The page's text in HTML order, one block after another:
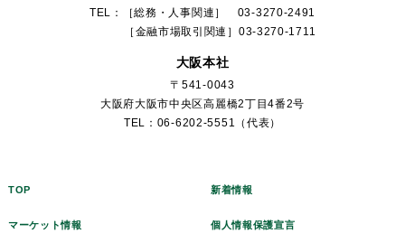
TEL：［総務・人事関連］ 03-3270-2491
［金融市場取引関連］03-3270-1711
大阪本社
〒541-0043
大阪府大阪市中央区高麗橋2丁目4番2号
TEL：06-6202-5551（代表）
TOP
マーケット情報
新着情報
個人情報保護宣言